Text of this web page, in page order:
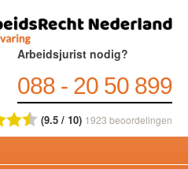
Arbeidsjurist nodig?
088 - 20 50 899
(9.5 / 10) 1923 beoordelingen